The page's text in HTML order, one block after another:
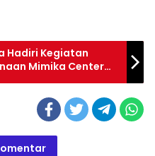
Hadiri Kegiatan
Mimika Center